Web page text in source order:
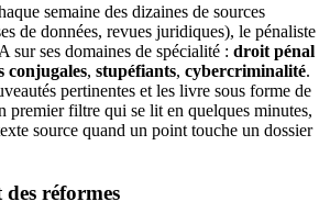
semaine des dizaines de sources
de données, revues juridiques), le pénaliste
sur ses domaines de spécialité : droit pénal
conjugales, stupéfiants, cybercriminalité.
pertinentes et les livre sous forme de
premier filtre qui se lit en quelques minutes,
source quand un point touche un dossier
réformes